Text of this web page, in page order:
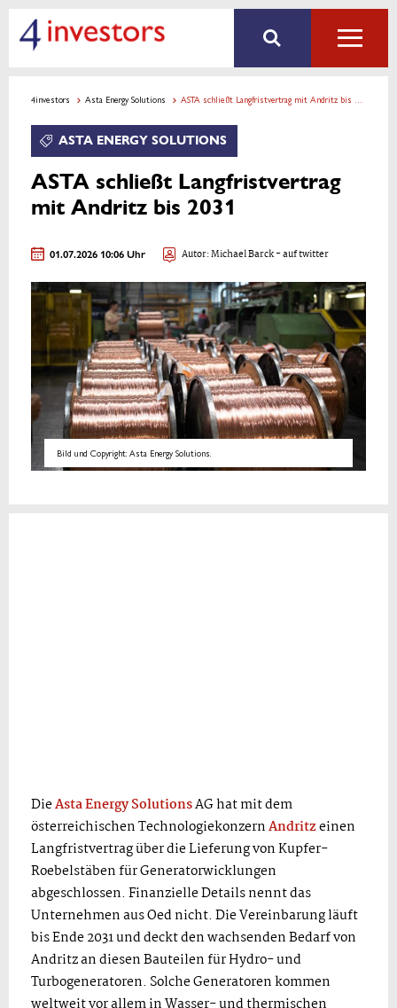
4investors Asta Energy Solutions ASTA schließt Langfristvertrag mit Andritz bis 2031
ASTA ENERGY SOLUTIONS
ASTA schließt Langfristvertrag
mit Andritz bis 2031
01.07.2026 10:06 Uhr Autor:Michael Barck- auf twitter
Bild und Copyright: Asta Energy Solutions.
DieAsta Energy SolutionsAG hat mit dem
österreichischen TechnologiekonzernAndritzeinen
Langfristvertrag über die Lieferung von Kupfer-
Roebelstäben für Generatorwicklungen
abgeschlossen. Finanzielle Details nennt das
Unternehmen aus Oed nicht. Die Vereinbarung läuft
bis Ende 2031 und deckt den wachsenden Bedarf von
Andritz an diesen Bauteilen für Hydro- und
Turbogeneratoren. Solche Generatoren kommen